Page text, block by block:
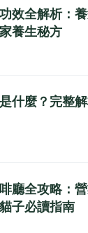
效全解析：
養生秘方
什麼？完整
廳全攻略：
子必讀指南